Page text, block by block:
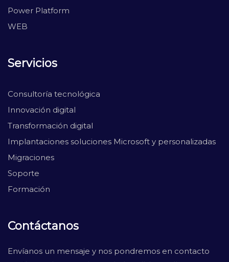
Power Platform
WEB
Servicios
Consultoría tecnológica
Innovación digital
Transformación digital
Implantaciones soluciones Microsoft y personalizadas
Migraciones
Soporte
Formación
Contáctanos
Envíanos un mensaje y nos pondremos en contacto